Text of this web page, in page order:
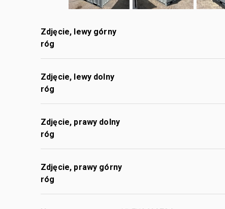
Zdjęcie, lewy górny
róg
Zdjęcie, lewy dolny
róg
Zdjęcie, prawy dolny
róg
Zdjęcie, prawy górny
róg